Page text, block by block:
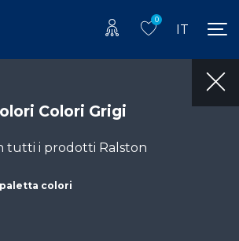
0
IT
Colori Grigi
tutti i prodotti Ralston
colori